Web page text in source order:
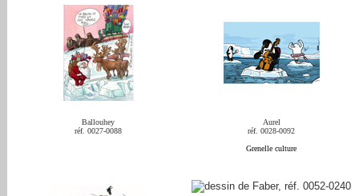
Ballouhey
réf. 0027-0088
Aurel
réf. 0028-0092
Grenelle culture